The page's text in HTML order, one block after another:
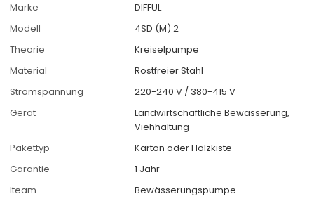
Marke
DIFFUL
Modell
4SD (M) 2
Theorie
Kreiselpumpe
Material
Rostfreier Stahl
Stromspannung
220-240 V / 380-415 V
Gerät
Landwirtschaftliche Bewässerung,
Viehhaltung
Pakettyp
Karton oder Holzkiste
Garantie
1 Jahr
Iteam
Bewässerungspumpe